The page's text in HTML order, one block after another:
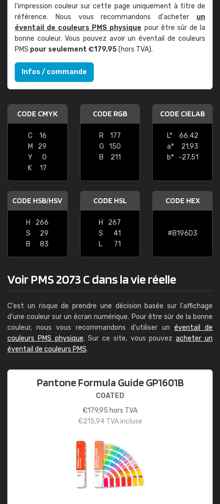
l'impression couleur sur cette page uniquement à titre de
référence. Nous vous recommandons d'acheter un
éventail de couleurs PMS physique pour être sûr de la
bonne couleur. Vous pouvez avoir un éventail de couleurs
PMS pour seulement €179,95(hors TVA).
Infos / commande
CODE CMYK
C
16
M
29
Y
0
K
17
CODE RGB
R
177
G
150
B
211
CODE CIELAB
L*
66.42
a*
21.93
b*
-27.51
CODE HSB/HSV
H
266
S
29
B
83
CODE HSL
H
267
S
41
L
71
CODE HEX
#B196D3
Voir PMS 2073 C dans la vie réelle
C'est un risque de prendre une décision basée sur l'affichage
d'une couleur sur un écran numérique. Pour être sûr de la bonne
couleur, nous vous recommandons d'utiliser un éventail de
couleurs PMS physique. Sur ce site, vous pouvezacheter un
éventail de couleurs PMS.
Pantone Formula Guide GP1601B
COATED
€179,95 hors TVA
€215,94TVA incluse